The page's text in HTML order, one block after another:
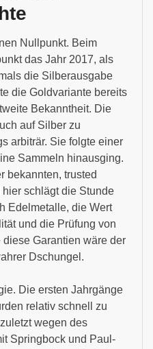
Nullpunkt. Beim
das Jahr 2017, als
die Silberausgabe
die Goldvariante bereits
Bekanntheit. Die
auf Silber zu
arbiträr. Sie folgte einer
Sammeln hinausging.
bekannten, trusted
schlägt die Stunde
Edelmetalle, die Wert
und die Prüfung von
Garantien wäre der
Dschungel.
Die ersten Jahrgänge
relativ schnell zu
wegen des
Springbock und Paul-